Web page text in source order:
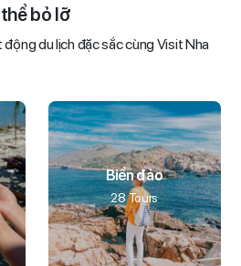
bỏ lỡ
du lịch đặc sắc cùng Visit Nha
Biển đảo
28 Tours